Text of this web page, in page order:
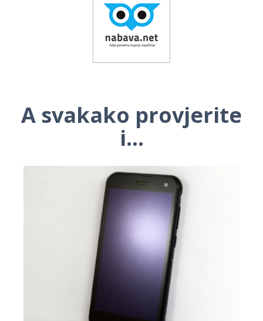
A svakako provjerite
i...